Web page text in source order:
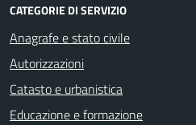
CATEGORIE DI SERVIZIO
Anagrafe e stato civile
Autorizzazioni
Catasto e urbanistica
Educazione e formazione